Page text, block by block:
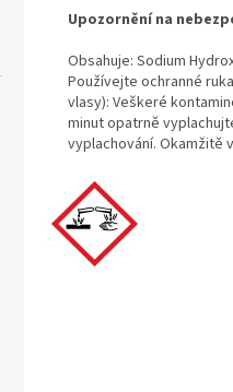
Upozornění na
Obsahuje: Sodium
Používejte ochranné
vlasy): Veškeré
minut opatrně
vyplachování. Okamžitě